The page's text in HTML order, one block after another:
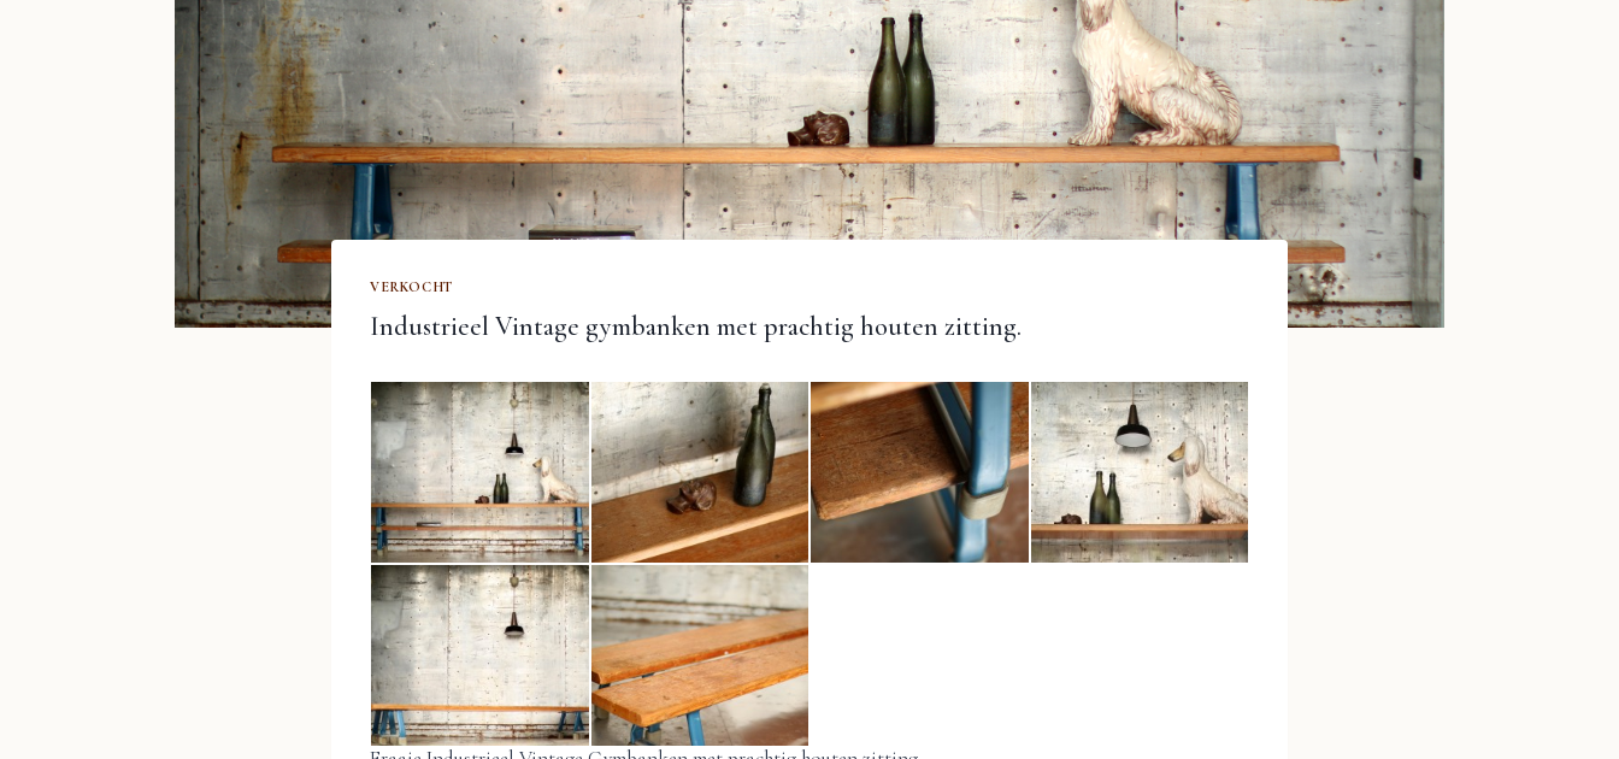
VERKOCHT
Industrieel Vintage gymbanken met prachtig houten zitting.